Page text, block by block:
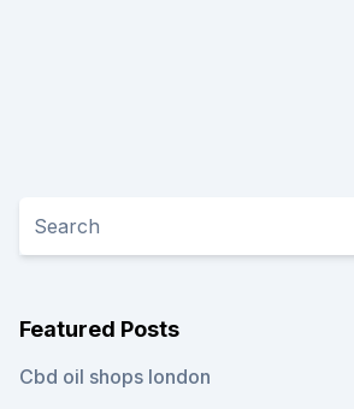
Featured Posts
Cbd oil shops london